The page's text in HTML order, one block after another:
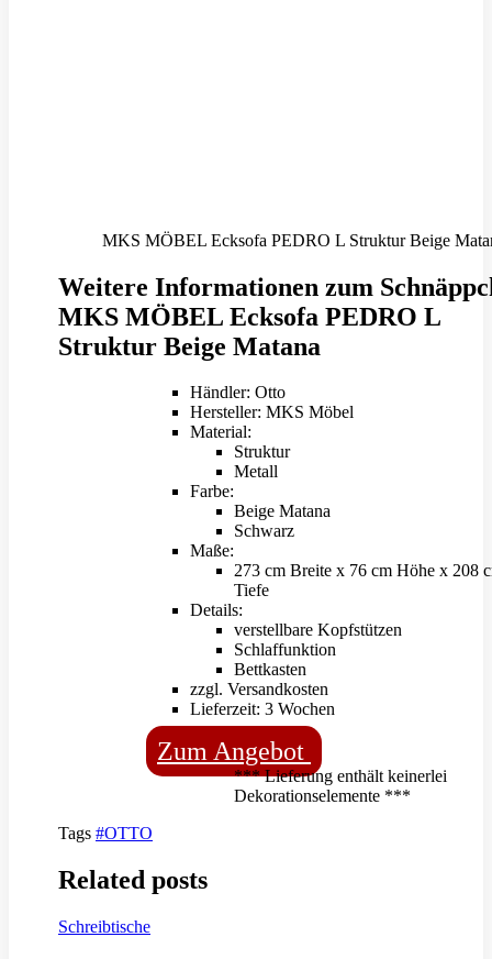
MKS MÖBEL Ecksofa PEDRO L Struktur Beige
Weitere Informationen zum
MKS MÖBEL Ecksofa PEDRO L
Struktur Beige Matana
Händler: Otto
Hersteller: MKS Möbel
Material:
Struktur
Metall
Farbe:
Beige Matana
Schwarz
Maße:
273 cm Breite x 76 cm Höhe x 208
Tiefe
Details:
verstellbare Kopfstützen
Schlaffunktion
Bettkasten
zzgl. Versandkosten
Lieferzeit: 3 Wochen
Zum Angebot
*** Lieferung enthält keinerlei
Dekorationselemente ***
Tags #OTTO
Related posts
Schreibtische